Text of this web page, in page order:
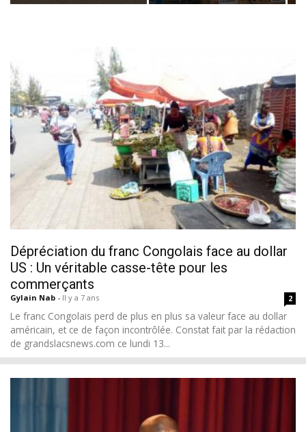
Dépréciation du franc Congolais face au dollar
US : Un véritable casse-tête pour les
commerçants
Gylain Nab - Il y a 7 ans 2
Le franc Congolais perd de plus en plus sa valeur face au dollar
américain, et ce de façon incontrôlée. Constat fait par la rédaction
de grandslacsnews.com ce lundi 13...